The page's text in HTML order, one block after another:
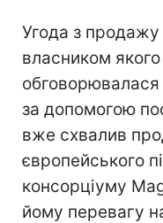
Угода з
власником
обговорювалася
за допомогою
вже схвалив
європейського
консорціуму
йому перевагу